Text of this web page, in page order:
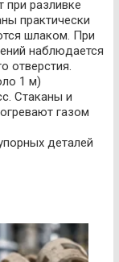
разливке
практически
шлаком. При
наблюдается
отверстия.
1 м)
Стаканы и
газом
деталей